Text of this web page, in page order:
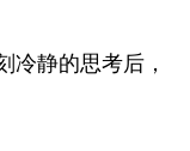
冷静的思考后，